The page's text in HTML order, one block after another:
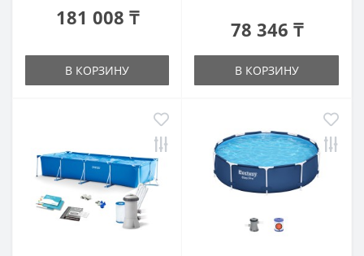
181 008 ₸
В КОРЗИНУ
78 346 ₸
В КОРЗИНУ